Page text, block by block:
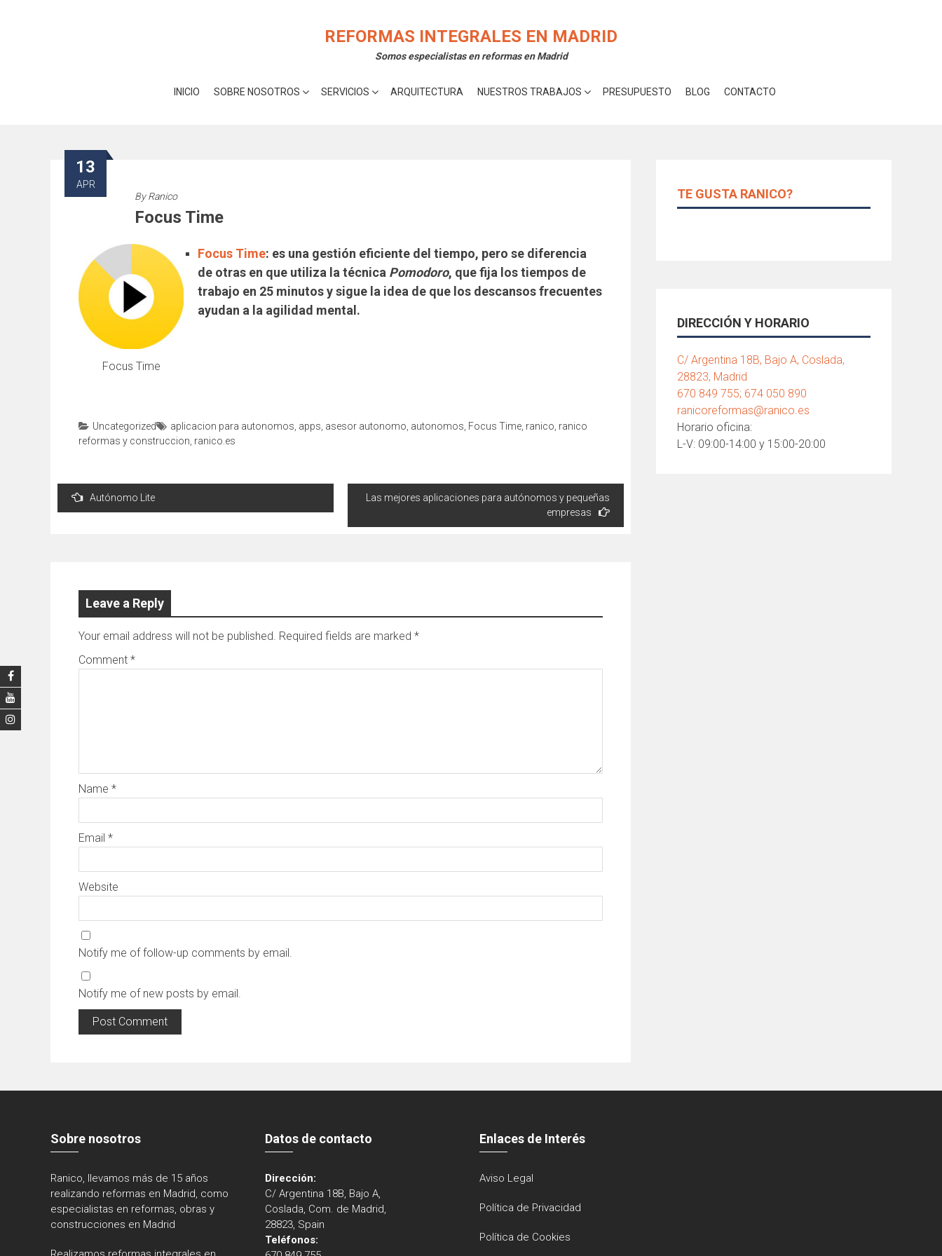
REFORMAS INTEGRALES EN MADRID
Somos especialistas en reformas en Madrid
INICIO SOBRE NOSOTROS SERVICIOS ARQUITECTURA NUESTROS TRABAJOS PRESUPUESTO BLOG CONTACTO
13
APR
ByRanico
Focus Time
Focus Time
Focus Time: es una gestión eficiente del tiempo, pero se diferencia
de otras en que utiliza la técnica Pomodoro, que fija los tiempos de
trabajo en 25 minutos y sigue la idea de que los descansos frecuentes
ayudan a la agilidad mental .
Uncategorized aplicacion para autonomos apps asesor autonomo autonomos Focus Time ranico ranico
reformas y construccion ranico.es
Post
navigation
Autónomo Lite
Las mejores aplicaciones para autónomos y pequeñas
empresas
Leave a Reply
Your email address will not be published. Required fields are marked *
Comment *
Name *
Email *
Website
Notify me of follow-up comments by email.
Notify me of new posts by email.
TE GUSTA RANICO?
DIRECCIÓN Y HORARIO
C/ Argentina 18B, Bajo A, Coslada,
28823, Madrid
670 849 755; 674 050 890
ranicoreformas@ranico.es
Horario oficina:
L-V: 09:00-14:00 y 15:00-20:00
Sobre nosotros
Ranico, llevamos más de 15 años
realizando reformas en Madrid, como
especialistas en reformas, obras y
construcciones en Madrid
Datos de contacto
Dirección:
C/ Argentina 18B, Bajo A,
Coslada, Com. de Madrid,
28823, Spain
Teléfonos:
Enlaces de Interés
Aviso Legal
Política de Privacidad
Política de Cookies
Puedes aprender más sobre qué cookies utilizamos o desactivarlas en losajustes.